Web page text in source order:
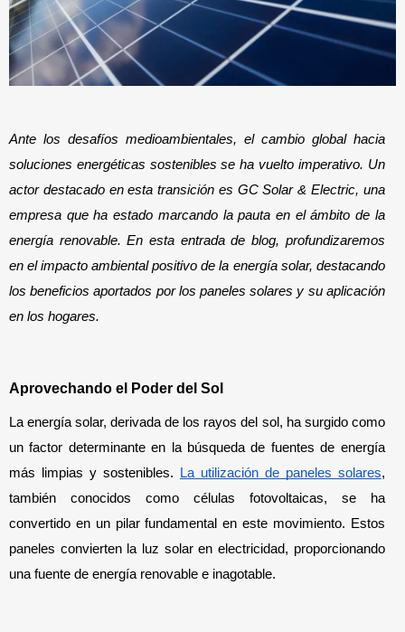
Ante los desafíos medioambientales, el cambio global hacia
soluciones energéticas sostenibles se ha vuelto imperativo. Un
actor destacado en esta transición es GC Solar & Electric, una
empresa que ha estado marcando la pauta en el ámbito de la
energía renovable. En esta entrada de blog, profundizaremos
en el impacto ambiental positivo de la energía solar, destacando
los beneficios aportados por los paneles solares y su aplicación
en los hogares.
Aprovechando el Poder del Sol
La energía solar, derivada de los rayos del sol, ha surgido como
un factor determinante en la búsqueda de fuentes de energía
más limpias y sostenibles. La utilización de paneles solares,
también conocidos como células fotovoltaicas, se ha
convertido en un pilar fundamental en este movimiento. Estos
paneles convierten la luz solar en electricidad, proporcionando
una fuente de energía renovable e inagotable.